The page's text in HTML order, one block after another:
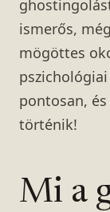
ismerős,
mögöttes
pontosan,
történik!
Mi a